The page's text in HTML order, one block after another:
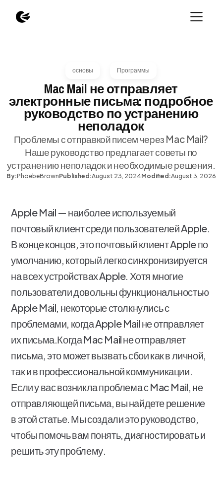
основы Программы
Mac Mail не отправляет
электронные письма: подробное
руководство по устранению
неполадок
Проблемы с отправкой писем через Mac Mail?
Наше руководство предлагает советы по
устранению неполадок и необходимые решения.
By:PhoebeBrownPublished:August 23, 2024Modified:August 3, 2026
Apple Mail — наиболее используемый
почтовый клиент среди пользователей Apple.
В конце концов, это почтовый клиент Apple по
умолчанию, который легко синхронизируется
на всех устройствах Apple. Хотя многие
пользователи довольны функциональностью
Apple Mail, некоторые столкнулись с
проблемами, когда Apple Mail не отправляет
их письма.Когда Mac Mail не отправляет
письма, это может вызвать сбои как в личной,
так и в профессиональной коммуникации.
Если у вас возникла проблема с Mac Mail, не
отправляющей письма, вы найдете решение
в этой статье. Мы создали это руководство,
чтобы помочь вам понять, диагностировать и
решить эту проблему.